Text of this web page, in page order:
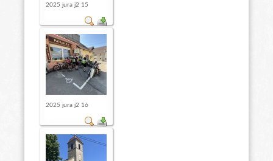
2025 jura j2 15
2025 jura j2 16